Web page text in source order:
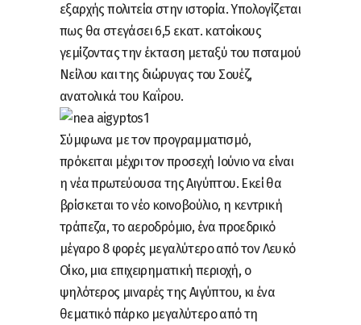
εξαρχής πολιτεία στην ιστορία. Υπολογίζεται
πως θα στεγάσει 6,5 εκατ. κατοίκους
γεμίζοντας την έκταση μεταξύ του ποταμού
Νείλου και της διώρυγας του Σουέζ,
ανατολικά του Καΐρου.
Σύμφωνα με τον προγραμματισμό,
πρόκειται μέχρι τον προσεχή Ιούνιο να είναι
η νέα πρωτεύουσα της Αιγύπτου. Εκεί θα
βρίσκεται το νέο κοινοβούλιο, η κεντρική
τράπεζα, το αεροδρόμιο, ένα προεδρικό
μέγαρο 8 φορές μεγαλύτερο από τον Λευκό
Οίκο, μια επιχειρηματική περιοχή, ο
ψηλότερος μιναρές της Αιγύπτου, κι ένα
θεματικό πάρκο μεγαλύτερο από τη